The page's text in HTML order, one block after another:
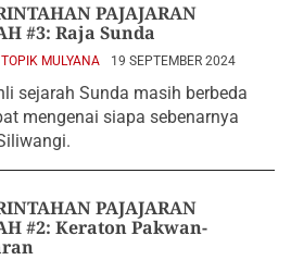
PAJAJARAN
#3: Raja Sunda
TOPIK MULYANA 19 SEPTEMBER 2024
sejarah Sunda masih berbeda
mengenai siapa sebenarnya
PAJAJARAN
#2: Keraton Pakwan-